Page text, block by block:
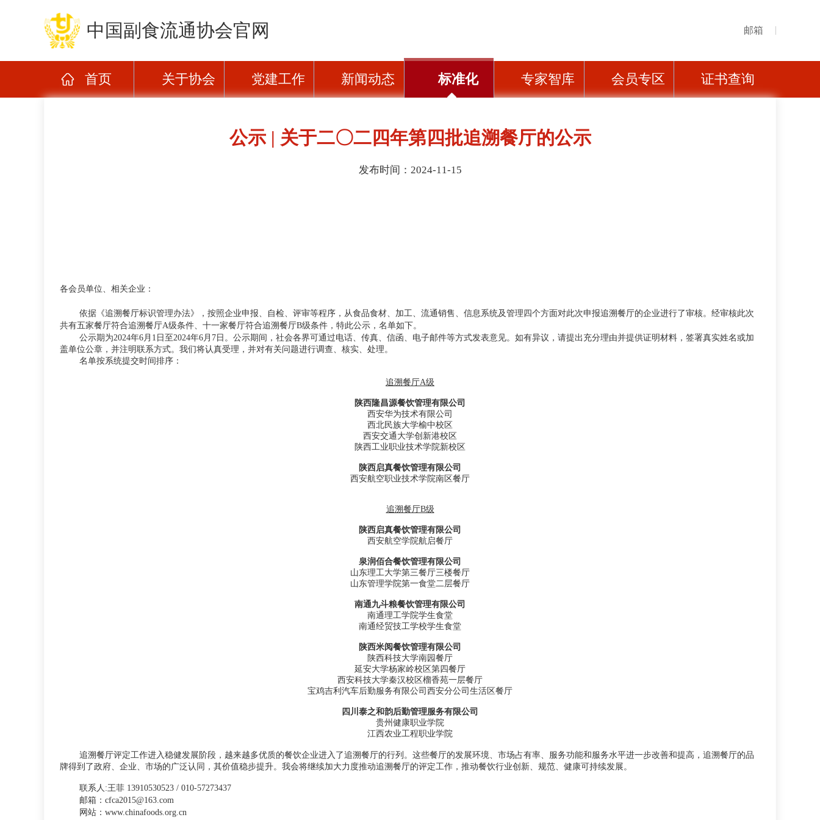
中国副食流通协会官网 邮箱
首页 关于协会 党建工作 新闻动态 标准化 专家智库 会员专区 证书查询
公示 | 关于二〇二四年第四批追溯餐厅的公示
发布时间：2024-11-15
各会员单位、相关企业：
依据《追溯餐厅标识管理办法》，按照企业申报、自检、评审等程序，从食品食材、加工、流通销售、信息系统及管理四个方面对此次申报追溯餐厅的企业进行了审核。经审核此次
共有五家餐厅符合追溯餐厅A级条件、十一家餐厅符合追溯餐厅B级条件，特此公示，名单如下。
公示期为2024年6月1日至2024年6月7日。公示期间，社会各界可通过电话、传真、信函、电子邮件等方式发表意见。如有异议，请提出充分理由并提供证明材料，签署真实姓名或加
盖单位公章，并注明联系方式。我们将认真受理，并对有关问题进行调查、核实、处理。
名单按系统提交时间排序：
追溯餐厅A级
陕西隆昌源餐饮管理有限公司
西安华为技术有限公司
西北民族大学榆中校区
西安交通大学创新港校区
陕西工业职业技术学院新校区
陕西启真餐饮管理有限公司
西安航空职业技术学院南区餐厅
追溯餐厅B级
陕西启真餐饮管理有限公司
西安航空学院航启餐厅
泉润佰合餐饮管理有限公司
山东理工大学第三餐厅三楼餐厅
山东管理学院第一食堂二层餐厅
南通九斗粮餐饮管理有限公司
南通理工学院学生食堂
南通经贸技工学校学生食堂
陕西米阅餐饮管理有限公司
陕西科技大学南园餐厅
延安大学杨家岭校区第四餐厅
西安科技大学秦汉校区榴香苑一层餐厅
宝鸡吉利汽车后勤服务有限公司西安分公司生活区餐厅
四川泰之和韵后勤管理服务有限公司
贵州健康职业学院
江西农业工程职业学院
追溯餐厅评定工作进入稳健发展阶段，越来越多优质的餐饮企业进入了追溯餐厅的行列。这些餐厅的发展环境、市场占有率、服务功能和服务水平进一步改善和提高，追溯餐厅的品
牌得到了政府、企业、市场的广泛认同，其价值稳步提升。我会将继续加大力度推动追溯餐厅的评定工作，推动餐饮行业创新、规范、健康可持续发展。
联系人:王菲 13910530523 / 010-57273437
邮箱：cfca2015@163.com
网站：www.chinafoods.org.cn